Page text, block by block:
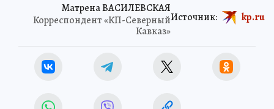
Матрена ВАСИЛЕВСКАЯ
Корреспондент «КП-Северный
Кавказ»
Источник: kp.ru